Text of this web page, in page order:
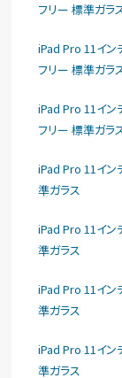
フリー 標準ガラ
iPad Pro 11イ
フリー 標準ガラ
iPad Pro 11イ
フリー 標準ガラ
iPad Pro 11イン
準ガラス
iPad Pro 11イン
準ガラス
iPad Pro 11イン
準ガラス
iPad Pro 11イン
準ガラス